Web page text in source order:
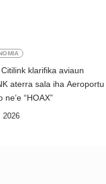
klarifika aviaun
aterra sala iha Aeroportu
ne’e “HOAX”
2026